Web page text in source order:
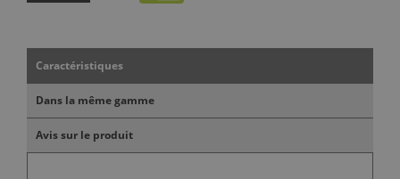
Caractéristiques
Dans la même gamme
Avis sur le produit